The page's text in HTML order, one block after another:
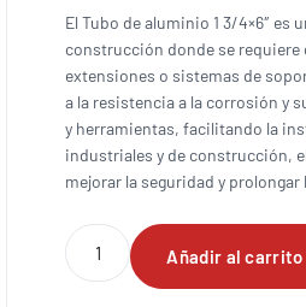
El Tubo de aluminio 1 3/4×6″
construcción donde se requiere
extensiones o sistemas de
a la resistencia a la corrosión y
y herramientas, facilitando la
industriales y de construcción,
mejorar la seguridad y
Tubo
de
aluminio
Añadir al carrito